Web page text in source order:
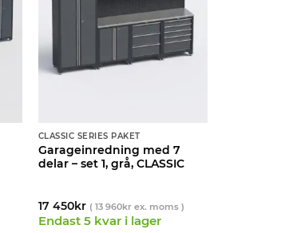
CLASSIC SERIES PAKET
Garageinredning med 7
delar – set 1, grå, CLASSIC
17 450kr ( 13 960krex. moms )
Endast 5 kvar i lager